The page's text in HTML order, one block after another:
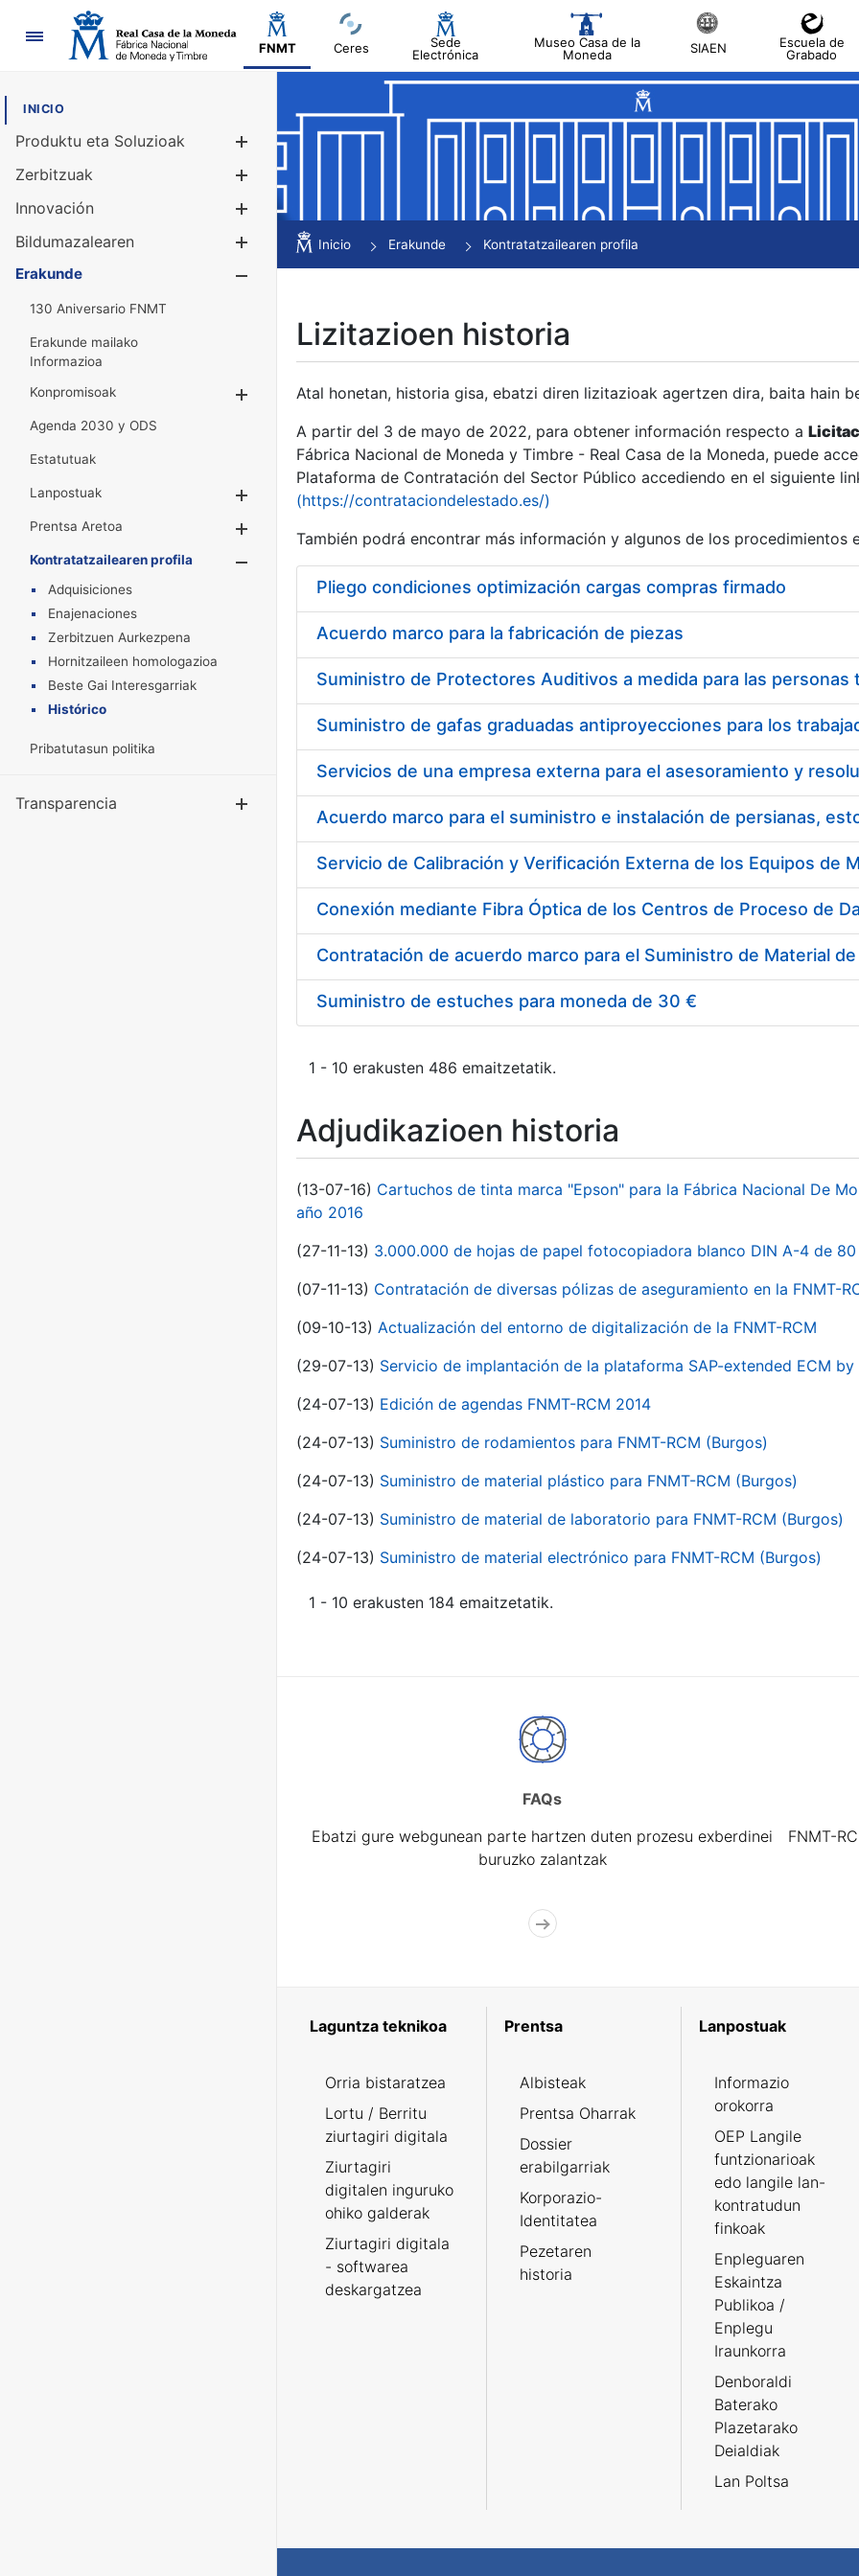
Nabigazioa
FNMT Ceres
Sede
Electrónica
Museo Casa de la
Moneda
SIAEN
Escuela de
Grabado
INICIO
Produktu eta Soluzioak
Erakutsi/Ezkutatu
Zerbitzuak
Innovación
Bildumazalearen
Erakutsi/Ezkutatu
Erakunde
130 Aniversario FNMT
Erakunde mailako
Informazioa
Konpromisoak
Erakutsi/Ezkutatu
Agenda 2030 y ODS
Estatutuak
Lanpostuak
Erakutsi/Ezkutatu
Prentsa Aretoa
Erakutsi/Ezkutatu
Kontratatzailearen profila
Erakutsi/Ezkutatu
Adquisiciones
Enajenaciones
Zerbitzuen Aurkezpena
Hornitzaileen homologazioa
Beste Gai Interesgarriak
Histórico
Pribatutasun politika
Transparencia Erakutsi/Ezkutatu
Inicio Erakunde Kontratatzailearen profila
Lizitazioen historia
Atal honetan, historia gisa, ebatzi diren lizitazioak agertzen dira, baita hain
A partir del 3 de mayo de 2022, para obtener información respecto a
Fábrica Nacional de Moneda y Timbre - Real Casa de la Moneda, puede
Plataforma de Contratación del Sector Público accediendo en el siguiente
(https://contrataciondelestado.es/)
También podrá encontrar más información y algunos de los procedimientos
Pliego condiciones optimización cargas compras firmado
Acuerdo marco para la fabricación de piezas
Acuerdo marco para el suministro e instalación de persianas,
Suministro de estuches para moneda de 30 €
1 - 10 erakusten 486 emaitzetatik.
Adjudikazioen historia
(13-07-16) Cartuchos de tinta marca "Epson" para la Fábrica Nacional De
año 2016
(27-11-13) 3.000.000 de hojas de papel fotocopiadora blanco DIN A-4 de 80
(07-11-13) Contratación de diversas pólizas de aseguramiento en la FNMT-
(09-10-13) Actualización del entorno de digitalización de la FNMT-RCM
(29-07-13) Servicio de implantación de la plataforma SAP-extended ECM by
(24-07-13) Edición de agendas FNMT-RCM 2014
(24-07-13) Suministro de rodamientos para FNMT-RCM (Burgos)
(24-07-13) Suministro de material plástico para FNMT-RCM (Burgos)
(24-07-13) Suministro de material de laboratorio para FNMT-RCM (Burgos)
(24-07-13) Suministro de material electrónico para FNMT-RCM (Burgos)
1 - 10 erakusten 184 emaitzetatik.
FAQs
Ebatzi gure webgunean parte hartzen duten prozesu exberdinei
buruzko zalantzak
FNMT-
Laguntza teknikoa
Orria bistaratzea
Lortu / Berritu
ziurtagiri digitala
Ziurtagiri
digitalen inguruko
ohiko galderak
Ziurtagiri digitala
- softwarea
deskargatzea
Prentsa
Albisteak
Prentsa Oharrak
Dossier
erabilgarriak
Korporazio-
Identitatea
Pezetaren
historia
Lanpostuak
Informazio
orokorra
OEP Langile
funtzionarioak
edo langile lan-
kontratudun
finkoak
Enpleguaren
Eskaintza
Publikoa /
Enplegu
Iraunkorra
Denboraldi
Baterako
Plazetarako
Deialdiak
Lan Poltsa